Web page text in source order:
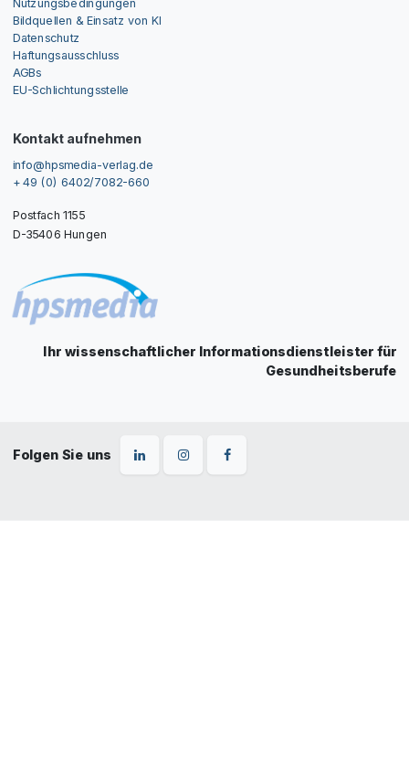
Nutzungsbedingungen
Bildquellen & Einsatz von KI
Datenschutz
Haftungsausschluss
AGBs
EU-Schlichtungsstelle
Kontakt aufnehmen
info@hpsmedia-verlag.de
+ 49 (0) 6402/7082-660
Postfach 1155
D-35406 Hungen
Ihr wissenschaftlicher Informationsdienstleister für
Gesundheitsberufe
Folgen Sie uns